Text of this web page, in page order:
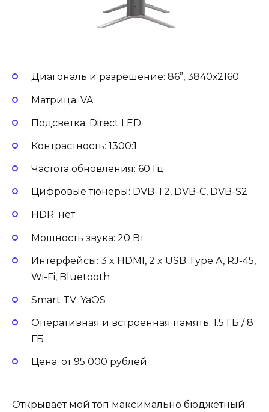
Диагональ и разрешение: 86”, 3840х2160
Матрица: VA
Подсветка: Direct LED
Контрастность: 1300:1
Частота обновления: 60 Гц
Цифровые тюнеры: DVB-T2, DVB-C, DVB-S2
HDR: нет
Мощность звука: 20 Вт
Интерфейсы: 3 x HDMI, 2 x USB Type A, RJ-45,
Wi-Fi, Bluetooth
Smart TV: YaOS
Оперативная и встроенная память: 1.5 ГБ / 8
ГБ
Цена: от 95 000 рублей
Открывает мой топ максимально бюджетный